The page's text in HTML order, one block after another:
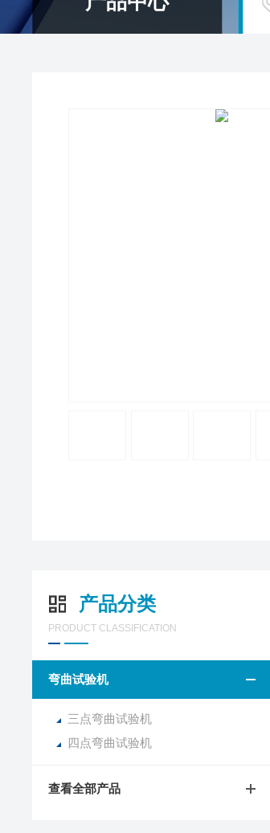
产品分类
PRODUCT CLASSIFICATION
弯曲试验机
三点弯曲试验机
四点弯曲试验机
查看全部产品